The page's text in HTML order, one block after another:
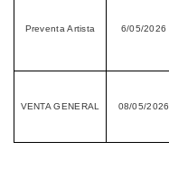
Preventa Artista 6/05/2026
VENTA GENERAL 08/05/2026